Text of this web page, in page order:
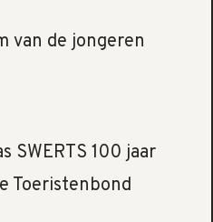
van de jongeren
SWERTS 100 jaar
Toeristenbond